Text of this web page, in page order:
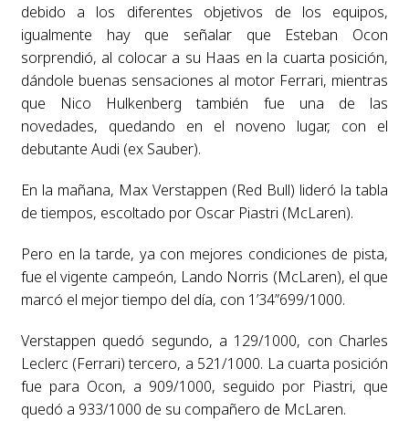
debido a los diferentes objetivos de los equipos,
igualmente hay que señalar que Esteban Ocon
sorprendió, al colocar a su Haas en la cuarta posición,
dándole buenas sensaciones al motor Ferrari, mientras
que Nico Hulkenberg también fue una de las
novedades, quedando en el noveno lugar, con el
debutante Audi (ex Sauber).
En la mañana, Max Verstappen (Red Bull) lideró la tabla
de tiempos, escoltado por Oscar Piastri (McLaren).
Pero en la tarde, ya con mejores condiciones de pista,
fue el vigente campeón, Lando Norris (McLaren), el que
marcó el mejor tiempo del día, con 1’34”699/1000.
Verstappen quedó segundo, a 129/1000, con Charles
Leclerc (Ferrari) tercero, a 521/1000. La cuarta posición
fue para Ocon, a 909/1000, seguido por Piastri, que
quedó a 933/1000 de su compañero de McLaren.